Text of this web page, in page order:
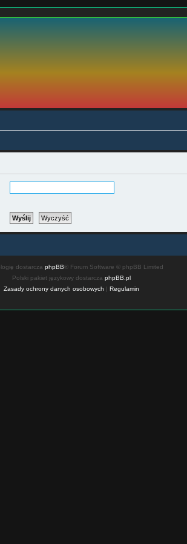
dostarcza phpBB® Forum Software © phpBB Limited
Polski pakiet językowy dostarcza phpBB.pl
Zasady ochrony danych osobowych | Regulamin